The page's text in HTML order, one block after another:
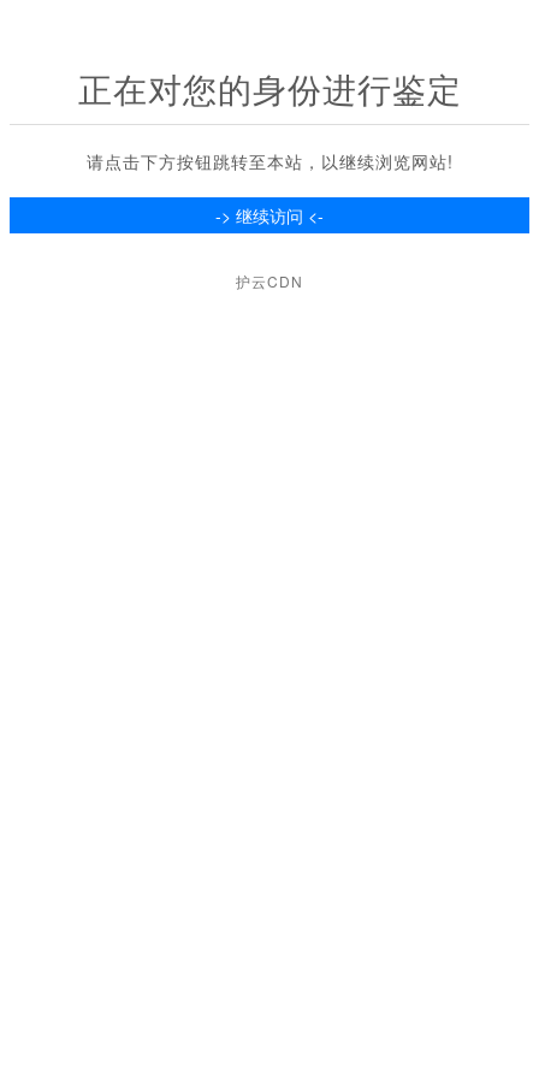
正在对您的身份进行鉴定
请点击下方按钮跳转至本站，以继续浏览网站!
护云CDN